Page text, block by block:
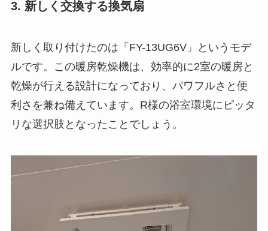
3. 新しく交換する換気扇
新しく取り付けたのは「FY-13UG6V」というモデ
ルです。この暖房乾燥機は、効率的に2室の暖房と
乾燥が行える設計になっており、パワフルさと便
利さを兼ね備えています。R様の浴室環境にピッタ
リな選択肢となったことでしょう。